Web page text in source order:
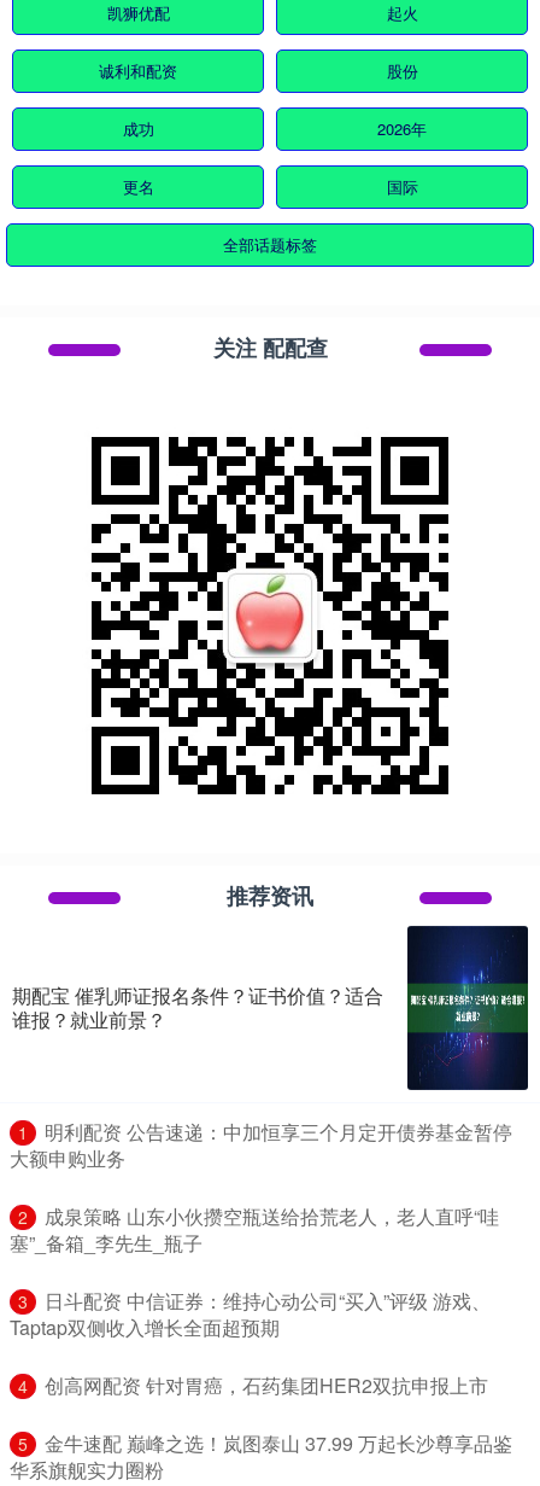
凯狮优配 起火
诚利和配资 股份
成功 2026年
更名 国际
全部话题标签
关注 配配查
推荐资讯
期配宝 催乳师证报名条件？证书价值？适合
谁报？就业前景？
1
​明利配资 公告速递：中加恒享三个月定开债券基金暂停
大额申购业务
2
​成泉策略 山东小伙攒空瓶送给拾荒老人，老人直呼“哇
塞”_备箱_李先生_瓶子
3
​日斗配资 中信证券：维持心动公司“买入”评级 游戏、
Taptap双侧收入增长全面超预期
4 ​创高网配资 针对胃癌，石药集团HER2双抗申报上市
5
​金牛速配 巅峰之选！岚图泰山 37.99 万起长沙尊享品鉴
华系旗舰实力圈粉